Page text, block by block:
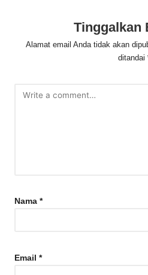
Tinggalkan
Alamat email Anda tidak akan
ditandai
Nama *
Email *